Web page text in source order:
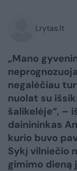
Lrytas.lt
„Mano
negalėčiau
nuolat su
šalikelėje“, –
dainininkas
kurio buvo
Sykį vilniečio
gimimo dieną